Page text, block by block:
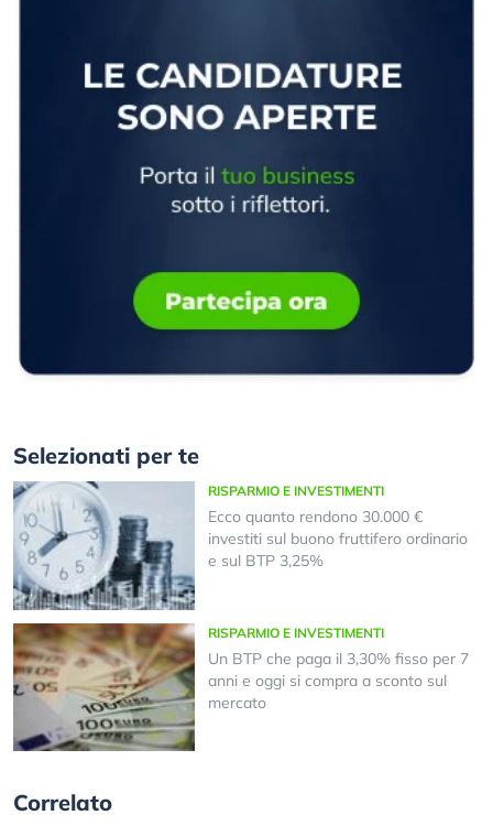
Selezionati per te
RISPARMIO E INVESTIMENTI
Ecco quanto rendono 30.000 €
investiti sul buono fruttifero ordinario
e sul BTP 3,25%
RISPARMIO E INVESTIMENTI
Un BTP che paga il 3,30% fisso per 7
anni e oggi si compra a sconto sul
mercato
Correlato